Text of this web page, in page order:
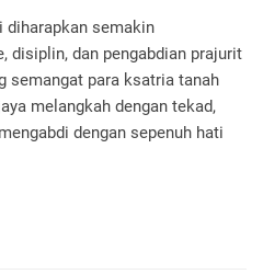
diharapkan semakin
disiplin, dan pengabdian prajurit
semangat para ksatria tanah
melangkah dengan tekad,
dengan sepenuh hati